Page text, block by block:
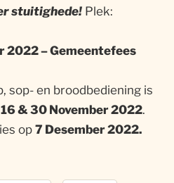
stuitighede! Plek:
2022 – Gemeentefees
sop- en broodbediening is
& 30 November 2022.
op 7 Desember 2022.